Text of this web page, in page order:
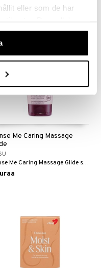
eller som de har
av vår webbplats.
Me Caring Massage
Sense Me Caring Massage Glide sopii hierontaan koko keholla sekä intiimialueille lisäämään liukastumista.